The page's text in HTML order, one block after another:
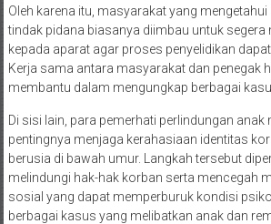
Oleh karena itu, masyarakat yang
tindak pidana biasanya diimbau untuk segera
kepada aparat agar proses penyelidikan
Kerja sama antara masyarakat dan penegak
membantu dalam mengungkap berbagai
Di sisi lain, para pemerhati perlindungan anak
pentingnya menjaga kerahasiaan identitas
berusia di bawah umur. Langkah tersebut
melindungi hak-hak korban serta mencegah
sosial yang dapat memperburuk kondisi
berbagai kasus yang melibatkan anak dan